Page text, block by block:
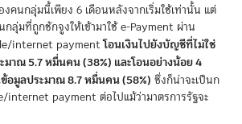
งคนกลุ่มนี้เพียง 6 เดือนหลังจากเริ่มใช้เท่านั้น แต่
ลุ่มที่ถูกชักจูงให้เข้ามาใช้ e-Payment ผ่าน
internet paymentโอนเงินไปยังบัญชีที่ไม่ใช่
าณ 5.7 หมื่นคน (38%) และโอนอย่างน้อย 4
อมูลประมาณ 8.7 หมื่นคน (58%) ซึ่งก็น่าจะเป็นก
internet payment ต่อไปแม้ว่ามาตรการรัฐจะ